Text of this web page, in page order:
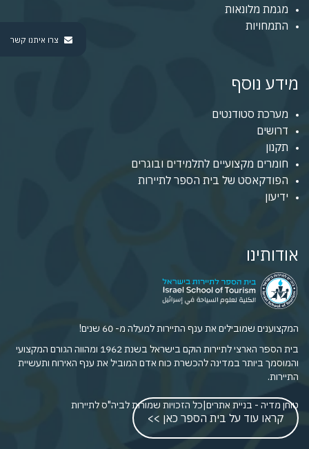
צרו איתנו קשר
מגמת מלונאות
התמחויות
מידע נוסף
מערכת סטודנטים
דרושים
תקנון
חומרים מקצועיים לתלמידים ובוגרים
הפודקאסט של בית הספר לתיירות
ידיעון
אודותינו
המקצוענים שמובילים את ענף התיירות למעלה מ- 60 שנים!
בית הספר הארצי לתיירות הוקם בישראל בשנת 1962 ומהווה הגורם המקצועי
והמוסמך ביותר במדינה להכשרת כוח אדם המוביל את ענף האירוח ותעשיית
התיירות.
קראו עוד על בית הספר כאן >>
כל הזכויות שמורות לביה"ס לתיירות|טוחן מדיה - בניית אתרים